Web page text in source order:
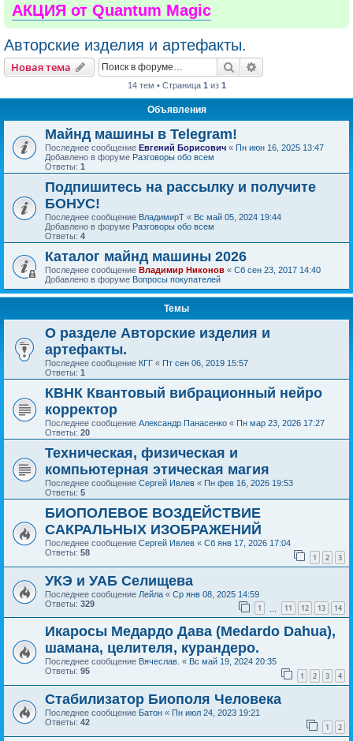
АКЦИЯ от Quantum Magic
Авторские изделия и артефакты.
Новая тема Поиск
14 тем • Страница 1 из 1
Объявления
Майнд машины в Telegram!
Последнее сообщение Евгений Борисович « Пн июн 16, 2025 13:47
Добавлено в форуме Разговоры обо всем
Ответы: 1
Подпишитесь на рассылку и получите
БОНУС!
Последнее сообщение ВладимирТ « Вс май 05, 2024 19:44
Добавлено в форуме Разговоры обо всем
Ответы: 4
Каталог майнд машины 2026
Последнее сообщение Владимир Никонов « Сб сен 23, 2017 14:40
Добавлено в форуме Вопросы покупателей
Темы
О разделе Авторские изделия и
артефакты.
Последнее сообщение КГГ « Пт сен 06, 2019 15:57
Ответы: 1
КВНК Квантовый вибрационный нейро
корректор
Последнее сообщение Александр Панасенко « Пн мар 23, 2026 17:27
Ответы: 20
Техническая, физическая и
компьютерная этическая магия
Последнее сообщение Сергей Ивлев « Пн фев 16, 2026 19:53
Ответы: 5
БИОПОЛЕВОЕ ВОЗДЕЙСТВИЕ
САКРАЛЬНЫХ ИЗОБРАЖЕНИЙ
Последнее сообщение Сергей Ивлев « Сб янв 17, 2026 17:04
Ответы: 58 1 2 3
УКЭ и УАБ Селищева
Последнее сообщение Лейла « Ср янв 08, 2025 14:59
Ответы: 329 1 11 12 13 14
Икаросы Медардо Дава (Medardo Dahua),
шамана, целителя, курандеро.
Последнее сообщение Вячеслав. « Вс май 19, 2024 20:35
Ответы: 95 1 2 3 4
Стабилизатор Биополя Человека
Последнее сообщение Батон « Пн июл 24, 2023 19:21
Ответы: 42 1 2